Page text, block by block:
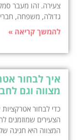
צעירה. זהו מעבר
גדולה, משפחה,
להמשך קריאה »
איך לבחור
מצווה וגם
כדי לבחור
הצעירים שמוזמנים
המצווה היא חגיגה של גיל 12